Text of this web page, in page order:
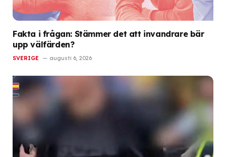
Fakta i frågan: Stämmer det att invandrare bär
upp välfärden?
SVERIGE augusti 6, 2026